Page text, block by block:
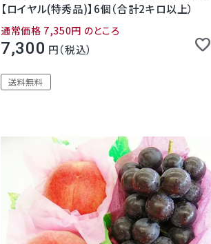
【ロイヤル(特秀品)】6個（合計2キロ以上）
通常価格 7,350 のところ
7,300 税込
送料無料